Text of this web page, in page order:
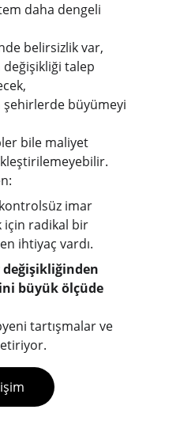
daha dengeli
belirsizlik var,
talep
şehirlerde büyümeyi
bile maliyet
kontrolsüz imar
için radikal bir
ihtiyaç vardı.
değişikliğinden
büyük ölçüde
tartışmalar ve